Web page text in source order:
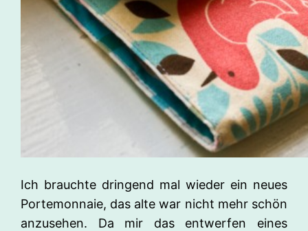
Ich brauchte dringend mal wieder ein neues
Portemonnaie, das alte war nicht mehr schön
anzusehen. Da mir das entwerfen eines